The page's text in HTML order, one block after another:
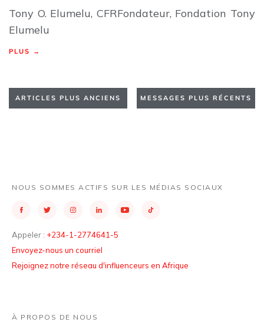
Tony O. Elumelu, CFRFondateur, Fondation Tony
Elumelu
PLUS →
ARTICLES PLUS ANCIENS MESSAGES PLUS RÉCENTS
NOUS SOMMES ACTIFS SUR LES MÉDIAS SOCIAUX
Appeler : +234-1-2774641-5
Envoyez-nous un courriel
Rejoignez notre réseau d'influenceurs en Afrique
À PROPOS DE NOUS